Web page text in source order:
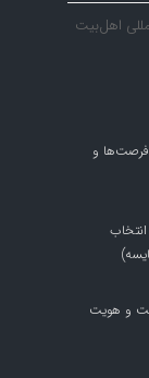
اهل‌بیت
فرصت‌ها و
و هویت